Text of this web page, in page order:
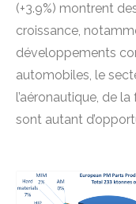
(+3.9%) montrent
croissance,
développements
automobiles, le
l’aéronautique, de
sont autant